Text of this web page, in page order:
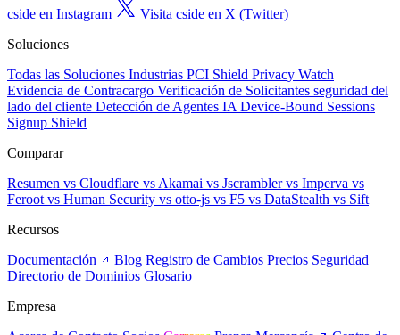
cside en Instagram
Visita cside en X (Twitter)
Soluciones
Todas las Soluciones Industrias PCI Shield Privacy Watch
Evidencia de Contracargo Verificación de Solicitantes seguridad del
lado del cliente Detección de Agentes IA Device-Bound Sessions
Signup Shield
Comparar
Resumen vs Cloudflare vs Akamai vs Jscramblervs Imperva vs
Feroot vs Human Security vs otto-js vs F5 vs DataStealth vs Sift
Recursos
Documentación
Blog Registro de Cambios Precios Seguridad
Directorio de Dominios Glosario
Empresa